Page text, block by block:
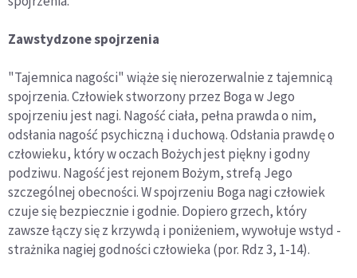
Zawstydzone spojrzenia
"Tajemnica nagości" wiąże się nierozerwalnie z tajemnicą
spojrzenia. Człowiek stworzony przez Boga w Jego
spojrzeniu jest nagi. Nagość ciała, pełna prawda o nim,
odsłania nagość psychiczną i duchową. Odsłania prawdę o
człowieku, który w oczach Bożych jest piękny i godny
podziwu. Nagość jest rejonem Bożym, strefą Jego
szczególnej obecności. W spojrzeniu Boga nagi człowiek
czuje się bezpiecznie i godnie. Dopiero grzech, który
zawsze łączy się z krzywdą i poniżeniem, wywołuje wstyd -
strażnika nagiej godności człowieka (por. Rdz 3, 1-14).